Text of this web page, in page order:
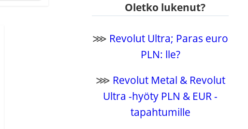
Oletko lukenut?
⋙ Revolut Ultra; Paras euro
PLN: lle?
⋙ Revolut Metal & Revolut
Ultra -hyöty PLN & EUR -
tapahtumille